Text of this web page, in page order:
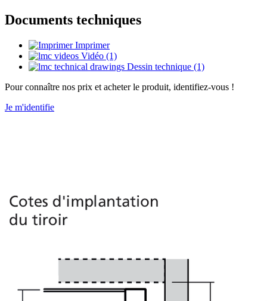
Documents techniques
Imprimer
Vidéo (1)
Dessin technique (1)
Pour connaître nos prix et acheter le produit, identifiez-vous !
Je m'identifie